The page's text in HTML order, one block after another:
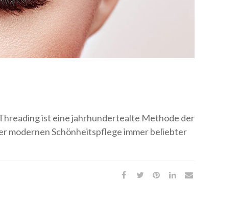
ist eine jahrhundertealte Methode der
modernen Schönheitspflege immer beliebter